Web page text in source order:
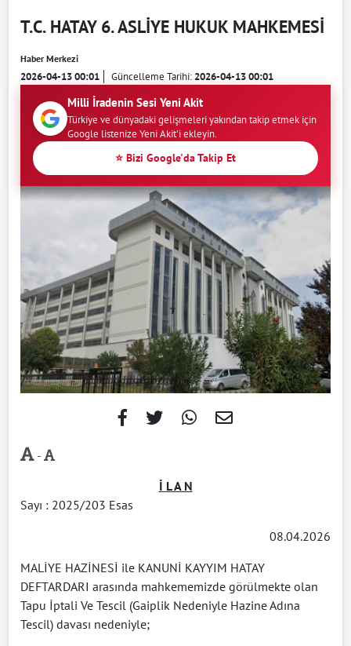
T.C. HATAY 6. ASLİYE HUKUK MAHKEMESİ
Haber Merkezi
2026-04-13 00:01 Güncelleme Tarihi:2026-04-13 00:01
Milli İradenin Sesi Yeni Akit
Türkiye ve dünyadaki gelişmeleri yakından takip etmek için
Google listenize Yeni Akit'i ekleyin.
⭐ Bizi Google'da Takip Et
-
İ L A N
Sayı : 2025/203 Esas
08.04.2026
MALİYE HAZİNESİ ile KANUNİ KAYYIM HATAY
DEFTARDARI arasında mahkememizde görülmekte olan
Tapu İptali Ve Tescil (Gaiplik Nedeniyle Hazine Adına
Tescil) davası nedeniyle;